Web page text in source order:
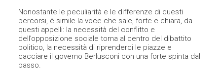
Nonostante le peculiarità e le differenze di questi
percorsi, è simile la voce che sale, forte e chiara, da
questi appelli: la necessità del conflitto e
dell’opposizione sociale torna al centro del dibattito
politico, la necessità di riprenderci le piazze e
cacciare il governo Berlusconi con una forte spinta dal
basso.